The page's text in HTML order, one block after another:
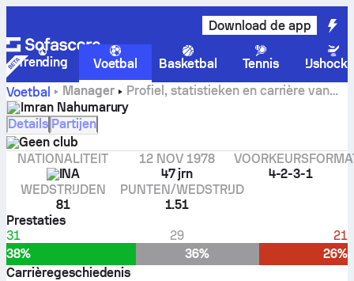
Download de app
Trending Voetbal Basketbal Tennis
Voetbal
Manager
Profiel, statistieken en carrière van
Imran Nahumarury
Imran Nahumarury
Details Partijen
Geen club
NATIONALITEIT
INA
12 NOV 1978
47 jrn
4-2-3-1
WEDSTRIJDEN
81
PUNTEN/WEDSTRIJD
1.51
Prestaties
31
29
21
38%
36%
26%
Carrièregeschiedenis